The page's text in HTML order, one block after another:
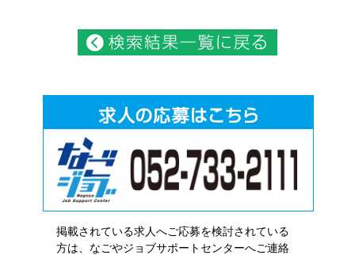
掲載されている求人へご応募を検討されている
方は、なごやジョブサポートセンターへご連絡